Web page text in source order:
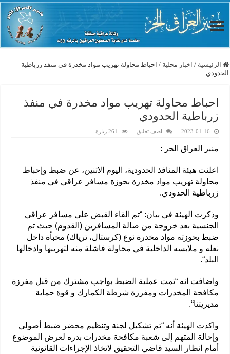
الرئيسية / اخبار محلية / احباط محاولة تهريب مواد مخدرة في منفذ زرباطية
الحدودي
احباط محاولة تهريب مواد مخدرة في منفذ
زرباطية الحدودي
2023-01-16 اضف تعليق 261 زيارة
منبر العراق الحر :
اعلنت هيئة المنافذ الحدودية، اليوم الاثنين، عن ضبط وإحباط
محاولة تهريب مواد مخدرة بحوزة مسافر عراقي في منفذ
زرباطية الحدودي.
وذكرت الهيئة في بيان: “تم القاء القبض على مسافر عراقي
الجنسية بعد خروجة من صالة المسافرين (القدوم) حيث تم
ضبط بحوزته مواد مخدرة نوع (كرستال، ترياك) مخبأة داخل
نعله و ملابسه الداخلية في محاولة فاشلة منه لتهريبها وادخالها
البلد“.
واضافت انه “تمت عملية الضبط بواجب مشترك من قبل مفرزة
مكافحة المخدرات ومفرزة شرطة الكمارك و قوة حماية
مديريتنا“.
واكدت الهيئة أنه “تم تشكيل لجنة وتنظيم محضر ضبط أصولي
وإحالة المتهم إلى شعبة مكافحة مخدرات بدره لعرض الموضوع
أمام انظار السيد قاضي التحقيق لاتخاذ الإجراءات القانونية